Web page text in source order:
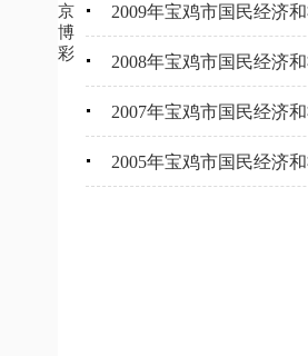
2009年宝鸡市国民经济
2008年宝鸡市国民经济
2007年宝鸡市国民经济
2005年宝鸡市国民经济
京
博
彩